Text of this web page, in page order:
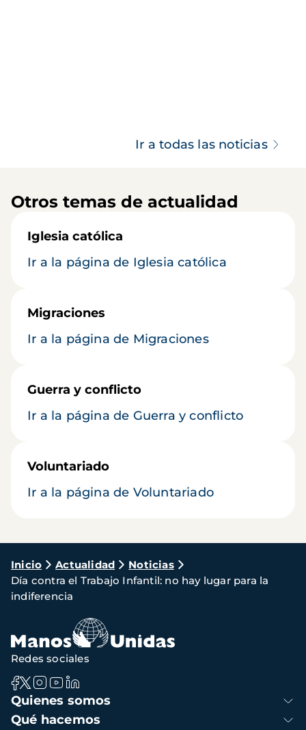
Ir a todas las noticias
Otros temas de actualidad
Iglesia católica
Ir a la página de Iglesia católica
Migraciones
Ir a la página de Migraciones
Guerra y conflicto
Ir a la página de Guerra y conflicto
Voluntariado
Ir a la página de Voluntariado
Ruta
de
navegación
Inicio Actualidad
Noticias
Día contra el Trabajo Infantil: no hay lugar para la
indiferencia
Navegación
principal
Quienes somos
Qué hacemos
Redes sociales